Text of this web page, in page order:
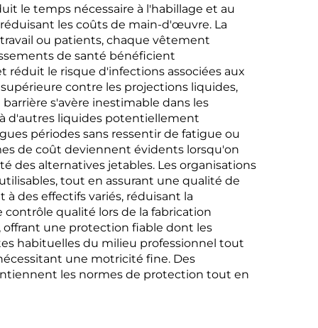
le temps nécessaire à l'habillage et au
les coûts de main-d'œuvre. La
ou patients, chaque vêtement
de santé bénéficient
le risque d'infections associées aux
contre les projections liquides,
s'avère inestimable dans les
d'autres liquides potentiellement
périodes sans ressentir de fatigue ou
de coût deviennent évidents lorsqu'on
des alternatives jetables. Les organisations
tout en assurant une qualité de
des effectifs variés, réduisant la
qualité lors de la fabrication
une protection fiable dont les
habituelles du milieu professionnel tout
une motricité fine. Des
les normes de protection tout en